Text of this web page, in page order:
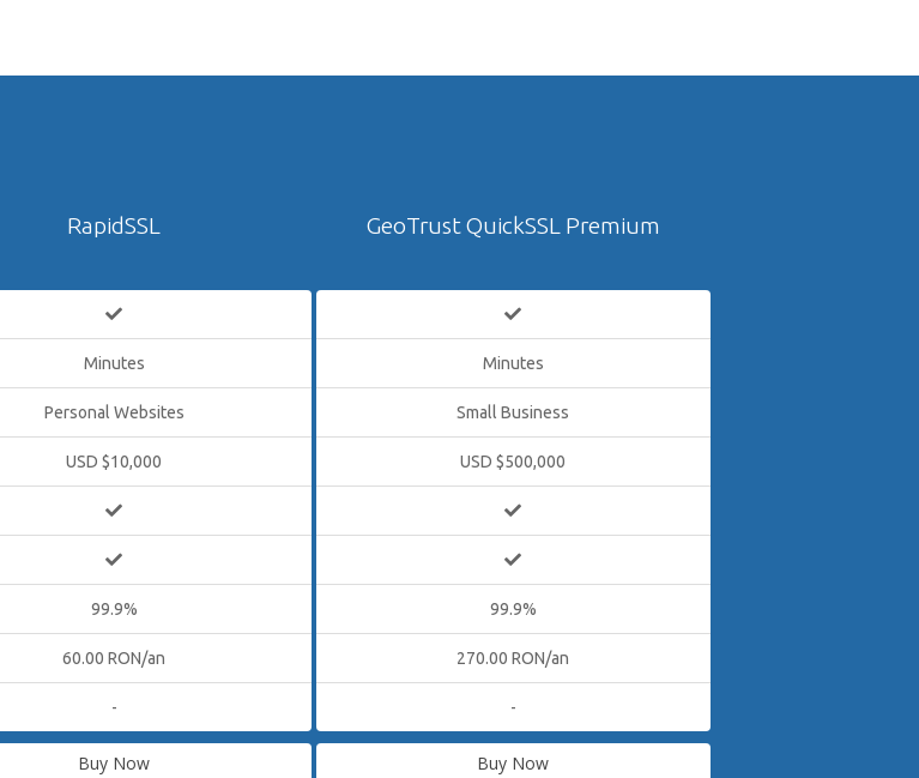
RapidSSL
Minutes
Personal Websites
USD $10,000
99.9%
60.00 RON/an
-
Buy Now
GeoTrust QuickSSL Premium
Minutes
Small Business
USD $500,000
99.9%
270.00 RON/an
-
Buy Now